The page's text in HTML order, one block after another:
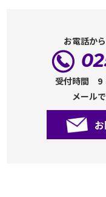
お電話か
受付時間 9
メール